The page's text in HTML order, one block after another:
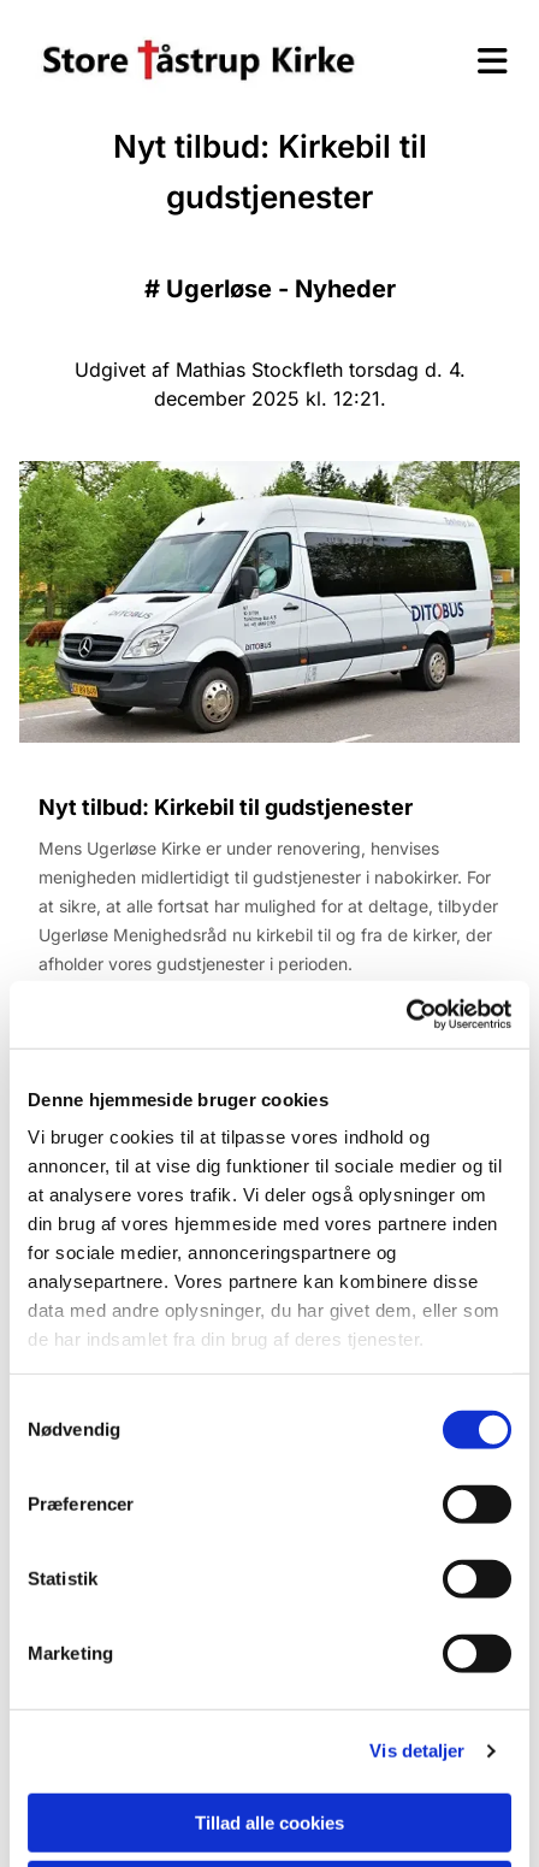
Denne hjemmeside bruger cookies
Vi bruger cookies til at tilpasse vores indhold og
annoncer, til at vise dig funktioner til sociale medier og til
at analysere vores trafik. Vi deler også oplysninger om
din brug af vores hjemmeside med vores partnere inden
for sociale medier, annonceringspartnere og
analysepartnere. Vores partnere kan kombinere disse
data med andre oplysninger, du har givet dem, eller som
de har indsamlet fra din brug af deres tjenester.
Nødvendig
Præferencer
Statistik
Marketing
Vis detaljer
Tillad alle cookies
Nyt tilbud: Kirkebil til
gudstjenester
# Ugerløse - Nyheder
Udgivet af Mathias Stockfleth torsdag d. 4.
december 2025 kl. 12:21.
Nyt tilbud: Kirkebil til gudstjenester
Mens Ugerløse Kirke er under renovering, henvises
menigheden midlertidigt til gudstjenester i nabokirker. For
at sikre, at alle fortsat har mulighed for at deltage, tilbyder
Ugerløse Menighedsråd nu kirkebil til og fra de kirker, der
afholder vores gudstjenester i perioden.
Første kørsel: 7. december 2025 til/fra Kirke Eskilstrup
fra Kirke Eskilstrup. Fremtidige gudstjenestesteder vil
løbende blive opdateret på hjemmesiden, så alle kan følge
med.
Sådan bestiller du kirkebilen:
Du kan bestille kørsel ved at sende SMS eller e-mail til:
Telefon:2570 9093
E-mail:ilb@saerkjaer.net
Navn
Dato for ønsket kørsel
Du vil efterfølgende få besked 1–2 dage før, om hvornår
Kirkebilen gennemføres, forudsat at der er nok tilmeldte til
den enkelte tur. Vi opfordrer derfor alle interesserede til at